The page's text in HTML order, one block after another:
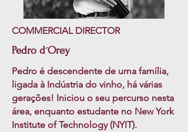
COMMERCIAL DIRECTOR
Pedro d´Orey
Pedro é descendente de uma família,
ligada à Indústria do vinho, há várias
gerações! Iniciou o seu percurso nesta
área, enquanto estudante no New York
Institute of Technology (NYIT).